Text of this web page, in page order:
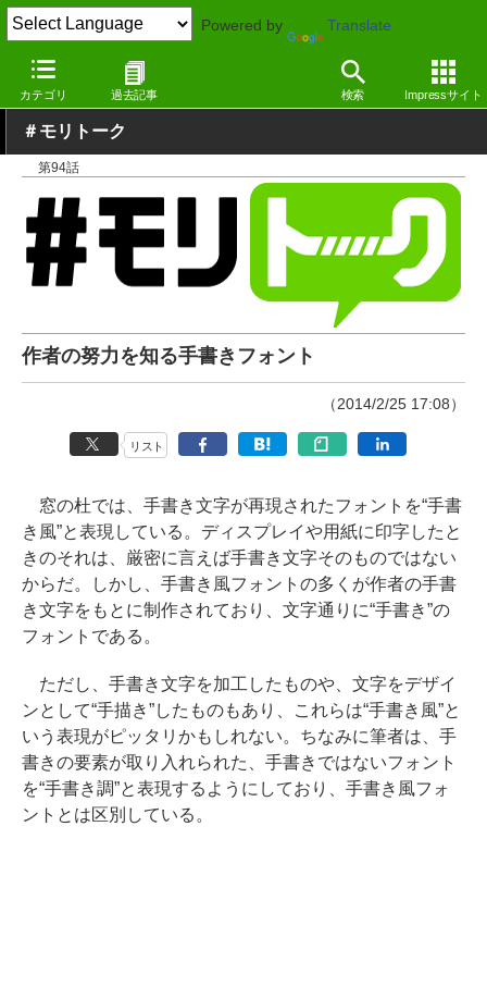
Powered by Translate
カテゴリ 過去記事 検索 Impressサイト
窓の杜 その他の話題
＃モリトーク
第94話
作者の努力を知る手書きフォント
（2014/2/25 17:08）
リスト
窓の杜では、手書き文字が再現されたフォントを“手書
き風”と表現している。ディスプレイや用紙に印字したと
きのそれは、厳密に言えば手書き文字そのものではない
からだ。しかし、手書き風フォントの多くが作者の手書
き文字をもとに制作されており、文字通りに“手書き”の
フォントである。
ただし、手書き文字を加工したものや、文字をデザイ
ンとして“手描き”したものもあり、これらは“手書き風”と
いう表現がピッタリかもしれない。ちなみに筆者は、手
書きの要素が取り入れられた、手書きではないフォント
を“手書き調”と表現するようにしており、手書き風フォ
ントとは区別している。